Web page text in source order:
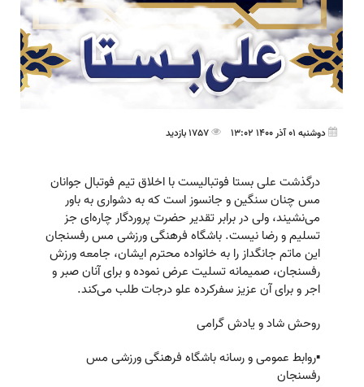
دوشنبه 01 آذر 1400 13:02
درگذشت علی بستا فوتبالیست با اخلاق تیم فوتبال جوانان
مس چنان سنگین و جانسوز است که به دشواری به باور
می‌نشیند، ولی در برابر تقدیر حضرت پروردگار چاره‌ای جز
تسلیم و رضا نیست. باشگاه فرهنگی ورزشی مس رفسنجان
این ماتم جانگداز را به خانواده محترم ایشان، جامعه ورزش
رفسنجان، صمیمانه تسلیت عرض نموده و برای آنان صبر و
اجر و برای آن عزیز سفرکرده علو درجات طلب می‌کند.
روحش شاد و یادش گرامی
▪️روابط عمومی و رسانه باشگاه فرهنگی ورزشی مس
رفسنجان